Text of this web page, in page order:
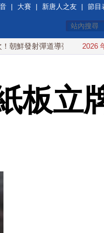
| 大賽 | 新唐人之友 | 節目
彈道導彈 落日本EEZ外2026
板立